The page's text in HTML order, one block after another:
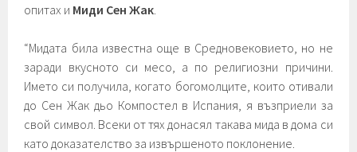
опитах и Миди Сен Жак.
“Мидата била известна още в Средновековието, но не
заради вкусното си месо, а по религиозни причини.
Името си получила, когато богомолците, които отивали
до Сен Жак дьо Компостел в Испания, я възприели за
свой символ. Всеки от тях донасял такава мида в дома си
като доказателство за извършеното поклонение.